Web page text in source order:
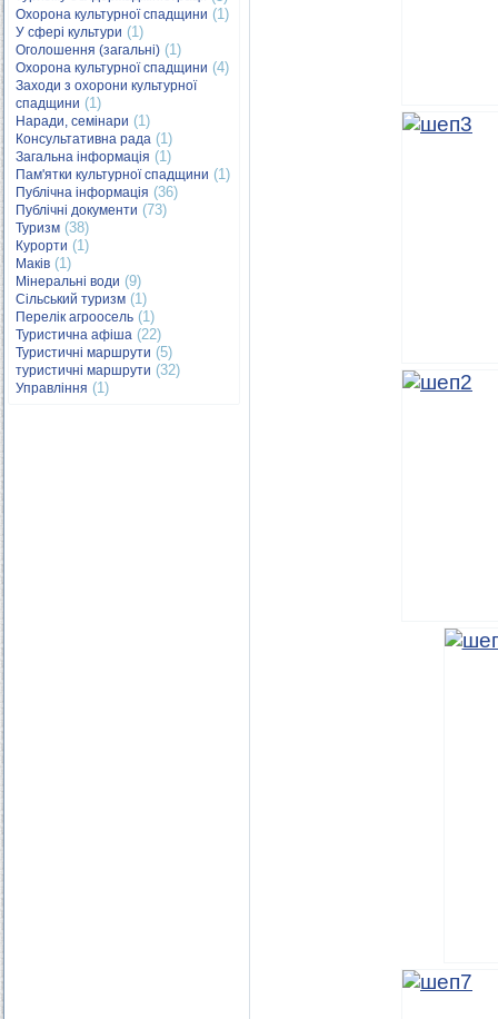
Охорона культурної спадщини (1)
У сфері культури (1)
Оголошення (загальні) (1)
Охорона культурної спадщини (4)
Заходи з охорони культурної
спадщини (1)
Наради, семінари (1)
Консультативна рада (1)
Загальна інформація (1)
Пам'ятки культурної спадщини (1)
Публічна інформація (36)
Публічні документи (73)
Туризм (38)
Курорти (1)
Маків (1)
Мінеральні води (9)
Сільський туризм (1)
Перелік агроосель (1)
Туристична афіша (22)
Туристичні маршрути (5)
туристичні маршрути (32)
Управління (1)